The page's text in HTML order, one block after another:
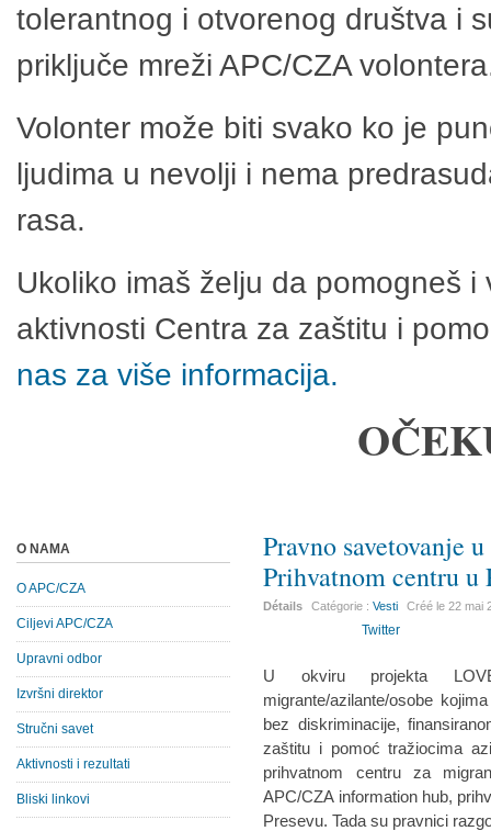
tolerantnog i otvorenog društva i
priključe mreži APC/CZA
Volonter može biti svako ko je
ljudima u nevolji i nema
rasa.
Ukoliko imaš želju da pomogneš
aktivnosti Centra za zaštitu i
nas za više informacija.
Pravno savetovanje
Prihvatnom centru u
Détails Catégorie :Vesti Créé le22 mai
Twitter
U okviru projekta
migrante/azilante/osobe
bez diskriminacije,
zaštitu i pomoć tražiocima
prihvatnom centru za
APC/CZA information hub,
Presevu. Tada su pravnici
O NAMA
O APC/CZA
Ciljevi APC/CZA
Upravni odbor
Izvršni direktor
Stručni savet
Aktivnosti i rezultati
Bliski linkovi